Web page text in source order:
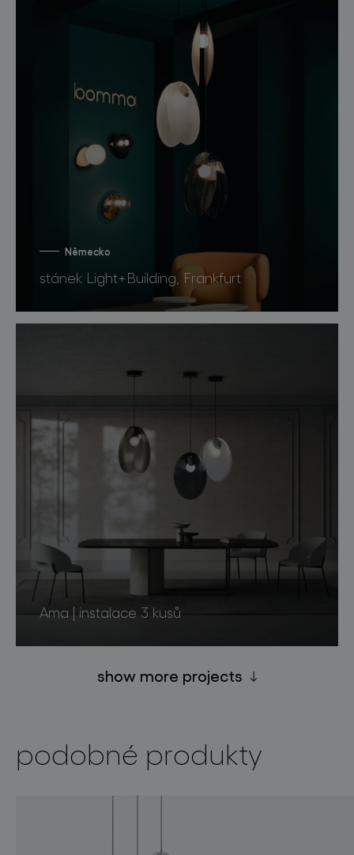
Německo
stánek Light+Building, Frankfurt
Ama | instalace 3 kusů
show more projects
podobné produkty